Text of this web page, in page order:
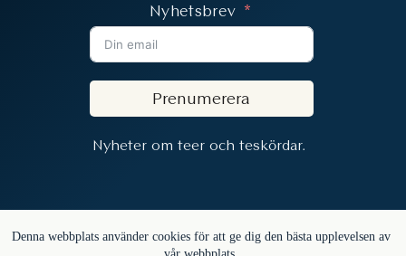
Denna webbplats använder cookies för att ge dig den bästa upplevelsen av
Nyhetsbrev
Prenumerera
Nyheter om teer och teskördar.